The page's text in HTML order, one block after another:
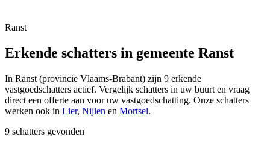
Ranst
Erkende schatters in gemeente Ranst
In Ranst (provincie Vlaams-Brabant) zijn 9 erkende
vastgoedschatters actief. Vergelijk schatters in uw buurt en vraag
direct een offerte aan voor uw vastgoedschatting. Onze schatters
werken ook in Lier, Nijlen en Mortsel.
9 schatters gevonden